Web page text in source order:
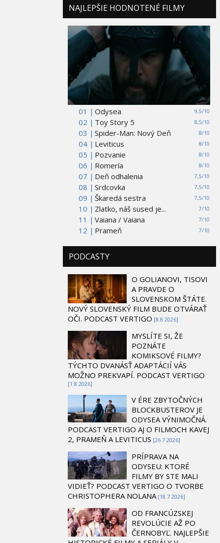
NAJLEPŠIE HODNOTENÉ FILMY
01 | 9,5/10
Odysea
02 |
8,5/10
Toy Story 5
03 |
8/10
Spider-Man: Nový Deň
04 |
8/10
Leviticus
05 |
8/10
Pozvanie
06 |
8/10
Romería
07 |
7,5/10
Deň odhalenia
08 |
7,5/10
Srdcovka
09 |
7,5/10
Škaredá sestra
10 |
7/10
Zlatko, náš sused je...
11 |
7/10
Vaiana / Vaiana
12 |
7/10
Prameň
PODCASTY
O GOLIANOVI, TISOVI
A PRAVDE O
SLOVENSKOM ŠTÁTE.
NOVÝ SLOVENSKÝ FILM BUDE OTVÁRAŤ
OČI. PODCAST VERTIGO [8.8 2026]
MYSLÍTE SI, ŽE
POZNÁTE
KOMIKSOVÉ FILMY?
TÝCHTO DVANÁSŤ ADAPTÁCIÍ VÁS
MOŽNO PREKVAPÍ. PODCAST VERTIGO
[1.8 2026]
V ÉRE ZBYTOČNÝCH
BLOCKBUSTEROV JE
ODYSEA VÝNIMOČNÁ.
PODCAST VERTIGO AJ O FILMOCH KAVEJ
2, PRAMEŇ A LEVITICUS [26.7 2026]
PRÍPRAVA NA
ODYSEU: KTORÉ
FILMY BY STE MALI
VIDIEŤ? PODCAST VERTIGO O TVORBE
CHRISTOPHERA NOLANA [18.7 2026]
OD FRANCÚZSKEJ
REVOLÚCIE AŽ PO
ČERNOBYĽ. NAJLEPŠIE